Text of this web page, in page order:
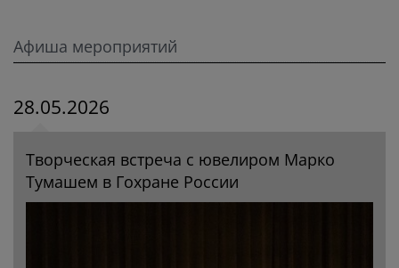
Афиша мероприятий
28.05.2026
Творческая встреча с ювелиром Марко
Тумашем в Гохране России